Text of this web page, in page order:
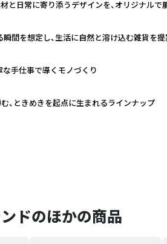
と日常に寄り添うデザインを、オリジナルで
瞬間を想定し、生活に自然と溶け込む雑貨を
な手仕事で導くモノづくり
む、ときめきを起点に生まれるラインナップ
ドのほかの商品